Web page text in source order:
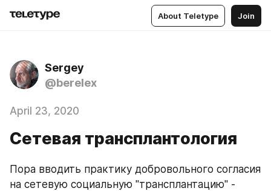
About Teletype Join
Sergey
@berelex
April 23, 2020
Сетевая трансплантология
Пора вводить практику добровольного согласия
на сетевую социальную "трансплантацию" -